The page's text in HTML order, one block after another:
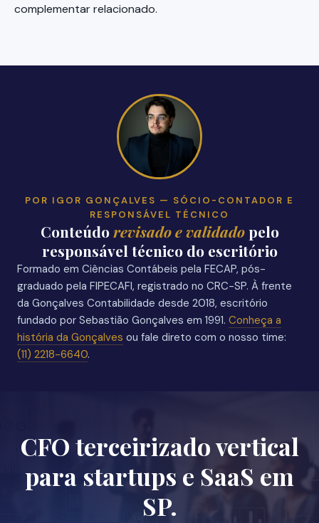
complementar relacionado.
POR IGOR GONÇALVES — SÓCIO-CONTADOR E
RESPONSÁVEL TÉCNICO
Conteúdorevisado e validadopelo
responsável técnico do escritório
Formado em Ciências Contábeis pela FECAP, pós-
graduado pela FIPECAFI, registrado no CRC-SP. À frente
da Gonçalves Contabilidade desde 2018, escritório
fundado por Sebastião Gonçalves em 1991. Conheça a
história da Gonçalves ou fale direto com o nosso time:
(11) 2218-6640.
CFO terceirizado vertical
para startups e SaaS em
SP.